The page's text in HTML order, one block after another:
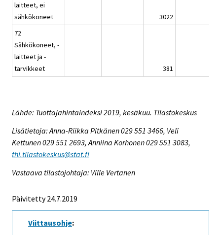
laitteet, ei
sähkökoneet
3022
72
Sähkökoneet, -
laitteet ja -
tarvikkeet
381
Lähde: Tuottajahintaindeksi 2019, kesäkuu. Tilastokeskus
Lisätietoja: Anna-Riikka Pitkänen 029 551 3466, Veli
Kettunen 029 551 2693, Anniina Korhonen 029 551 3083,
thi.tilastokeskus@stat.fi
Vastaava tilastojohtaja: Ville Vertanen
Päivitetty 24.7.2019
Viittausohje: